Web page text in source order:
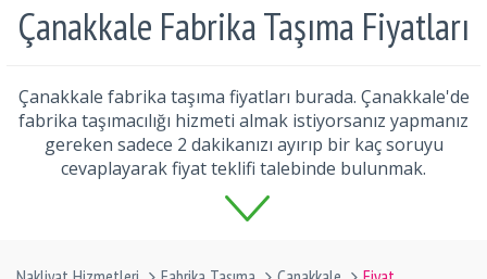
Çanakkale Fabrika Taşıma Fiyatları
Çanakkale fabrika taşıma fiyatları burada. Çanakkale'de
fabrika taşımacılığı hizmeti almak istiyorsanız yapmanız
gereken sadece 2 dakikanızı ayırıp bir kaç soruyu
cevaplayarak fiyat teklifi talebinde bulunmak.